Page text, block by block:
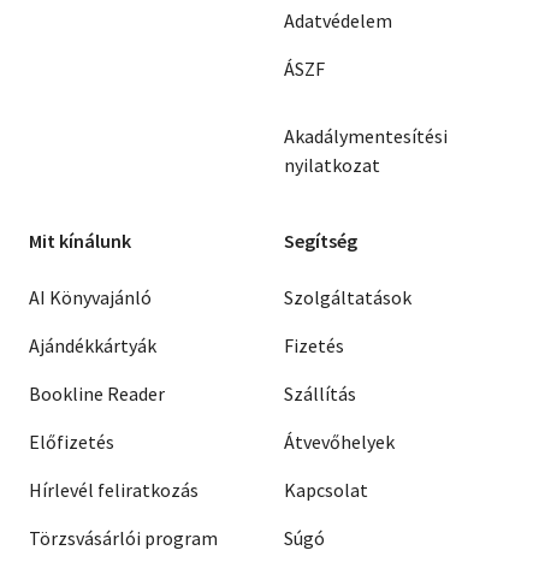
Adatvédelem
ÁSZF
Akadálymentesítési
nyilatkozat
Mit kínálunk
AI Könyvajánló
Ajándékkártyák
Bookline Reader
Előfizetés
Hírlevél feliratkozás
Törzsvásárlói program
Segítség
Szolgáltatások
Fizetés
Szállítás
Átvevőhelyek
Kapcsolat
Súgó